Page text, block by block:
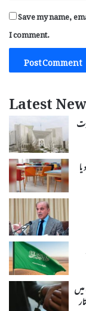
Save my name,
I comment.
Latest